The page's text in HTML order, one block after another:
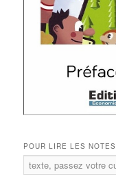
POUR LIRE LES NOTES